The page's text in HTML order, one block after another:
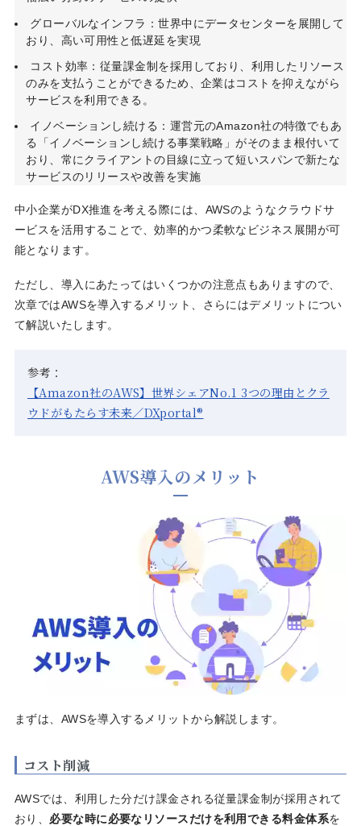
グローバルなインフラ：世界中にデータセンターを展開して
おり、高い可用性と低遅延を実現
コスト効率：従量課金制を採用しており、利用したリソース
のみを支払うことができるため、企業はコストを抑えながら
サービスを利用できる。
イノベーションし続ける：運営元のAmazon社の特徴でもあ
る「イノベーションし続ける事業戦略」がそのまま根付いて
おり、常にクライアントの目線に立って短いスパンで新たな
サービスのリリースや改善を実施
中小企業がDX推進を考える際には、AWSのようなクラウドサ
ービスを活用することで、効率的かつ柔軟なビジネス展開が可
能となります。
ただし、導入にあたってはいくつかの注意点もありますので、
次章ではAWSを導入するメリット、さらにはデメリットについ
て解説いたします。
参考：
【Amazon社のAWS】世界シェアNo.1 3つの理由とクラ
ウドがもたらす未来／DXportal®
AWS導入のメリット
まずは、AWSを導入するメリットから解説します。
コスト削減
AWSでは、利用した分だけ課金される従量課金制が採用されて
おり、 必要な時に必要なリソースだけを利用できる料金体系を